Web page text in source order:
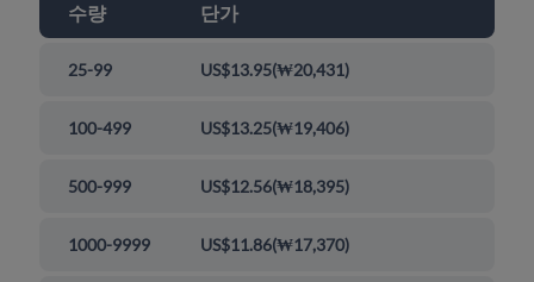
수량 단가
25-99 US$13.95(₩20,431)
100-499 US$13.25(₩19,406)
500-999 US$12.56(₩18,395)
1000-9999 US$11.86(₩17,370)